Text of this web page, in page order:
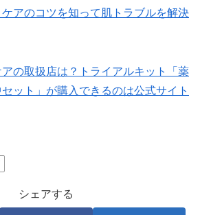
アのコツを知って肌トラブルを解決
の取扱店は？トライアルキット「薬
ット」が購入できるのは公式サイト
シェアする